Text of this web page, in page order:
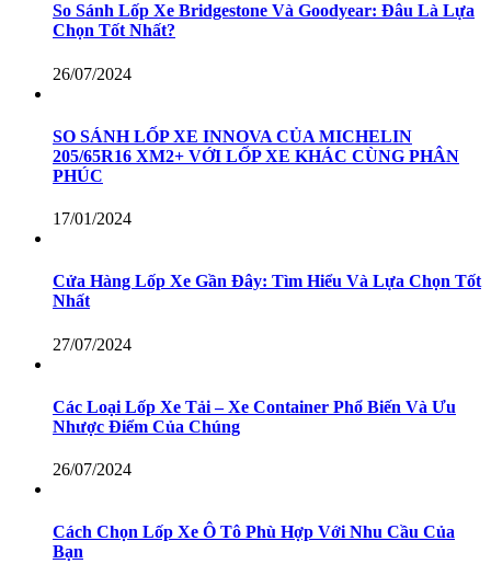
So Sánh Lốp Xe Bridgestone Và Goodyear: Đâu Là Lựa
Chọn Tốt Nhất?
26/07/2024
SO SÁNH LỐP XE INNOVA CỦA MICHELIN
205/65R16 XM2+ VỚI LỐP XE KHÁC CÙNG PHÂN
PHÚC
17/01/2024
Cửa Hàng Lốp Xe Gần Đây: Tìm Hiểu Và Lựa Chọn Tốt
Nhất
27/07/2024
Các Loại Lốp Xe Tải – Xe Container Phổ Biến Và Ưu
Nhược Điểm Của Chúng
26/07/2024
Cách Chọn Lốp Xe Ô Tô Phù Hợp Với Nhu Cầu Của
Bạn